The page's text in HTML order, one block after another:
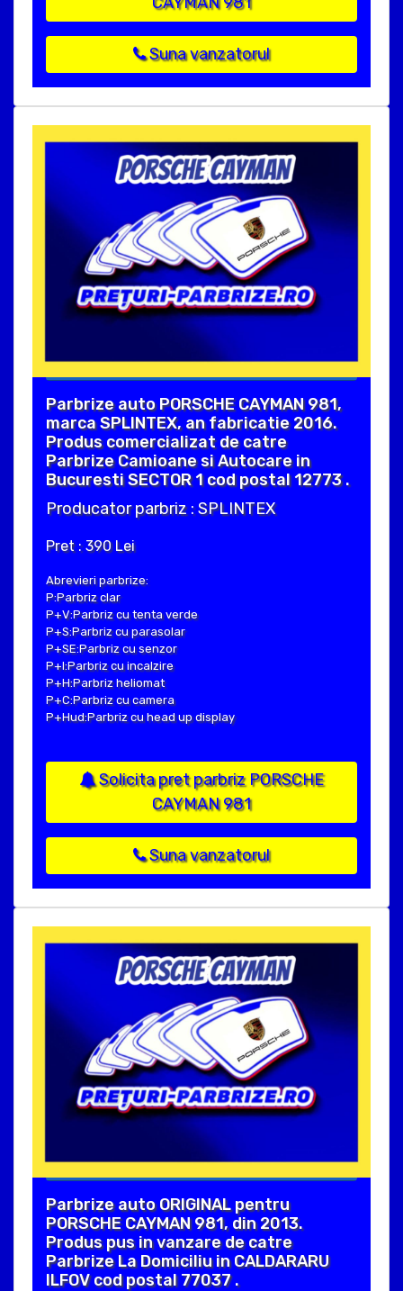
Suna vanzatorul
Parbrize auto PORSCHE CAYMAN 981,
marca SPLINTEX, an fabricatie 2016.
Produs comercializat de catre
Parbrize Camioane si Autocare in
Bucuresti SECTOR 1 cod postal 12773 .
Producator parbriz : SPLINTEX
Pret : 390 Lei
Abrevieri parbrize:
P:Parbriz clar
P+V:Parbriz cu tenta verde
P+S:Parbriz cu parasolar
P+SE:Parbriz cu senzor
P+I:Parbriz cu incalzire
P+H:Parbriz heliomat
P+C:Parbriz cu camera
P+Hud:Parbriz cu head up display
Solicita pret parbriz PORSCHE
CAYMAN 981
Suna vanzatorul
Parbrize auto ORIGINAL pentru
PORSCHE CAYMAN 981, din 2013.
Produs pus in vanzare de catre
Parbrize La Domiciliu in CALDARARU
ILFOV cod postal 77037 .